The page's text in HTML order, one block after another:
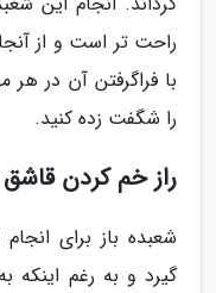
راحت تر است و از
با فراگرفتن آن در هر
را شگفت زده کنید.
راز خم کردن قاشق
شعبده باز برای
گیرد و به رغم